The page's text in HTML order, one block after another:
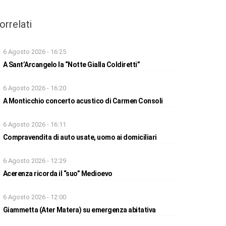
6 Agosto 2026 - 16:25
A Sant’Arcangelo la “Notte Gialla Coldiretti”
6 Agosto 2026 - 16:20
A Monticchio concerto acustico di Carmen Consoli
6 Agosto 2026 - 16:11
Compravendita di auto usate, uomo ai domiciliari
6 Agosto 2026 - 12:29
Acerenza ricorda il “suo” Medioevo
6 Agosto 2026 - 12:00
Giammetta (Ater Matera) su emergenza abitativa